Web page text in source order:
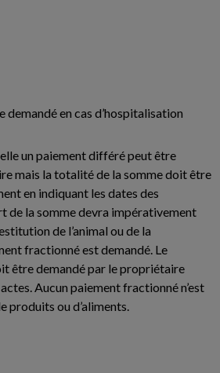
en cas d’hospitalisation
un paiement différé peut être
mais la totalité de la somme doit être
en indiquant les dates des
de la somme devra impérativement
de l’animal ou de la
fractionné est demandé. Le
être demandé par le propriétaire
Aucun paiement fractionné n’est
produits ou d’aliments.